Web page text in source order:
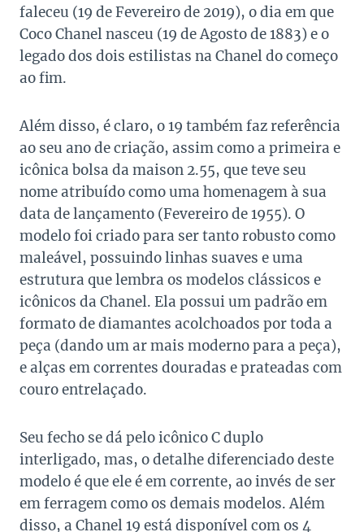
faleceu (19 de Fevereiro de 2019), o dia em que
Coco Chanel nasceu (19 de Agosto de 1883) e o
legado dos dois estilistas na Chanel do começo
ao fim.
Além disso, é claro, o 19 também faz referência
ao seu ano de criação, assim como a primeira e
icônica bolsa da maison 2.55, que teve seu
nome atribuído como uma homenagem à sua
data de lançamento (Fevereiro de 1955). O
modelo foi criado para ser tanto robusto como
maleável, possuindo linhas suaves e uma
estrutura que lembra os modelos clássicos e
icônicos da Chanel. Ela possui um padrão em
formato de diamantes acolchoados por toda a
peça (dando um ar mais moderno para a peça),
e alças em correntes douradas e prateadas com
couro entrelaçado.
Seu fecho se dá pelo icônico C duplo
interligado, mas, o detalhe diferenciado deste
modelo é que ele é em corrente, ao invés de ser
em ferragem como os demais modelos. Além
disso, a Chanel 19 está disponível com os 4